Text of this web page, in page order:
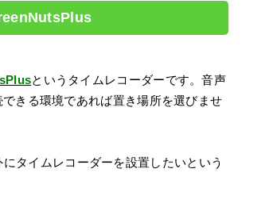
というタイムレコーダーです。音声
きる環境であれば置き場所を選びませ
タイムレコーダーを設置したいという